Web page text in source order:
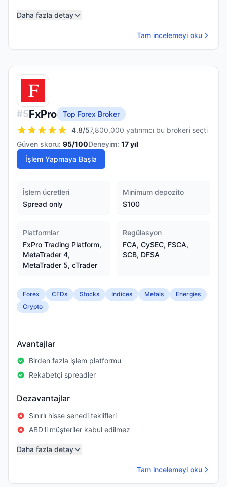
Daha fazla detay
Tam incelemeyi oku
#5FxPro
Top Forex Broker
4.8/57,800,000 yatırımcı bu brokeri seçti
Güven skoru: 95/100Deneyim: 17yıl
İşlem Yapmaya Başla
İşlem ücretleri
Spread only
Minimum depozito
$100
Platformlar
FxPro Trading Platform,
MetaTrader 4,
MetaTrader 5, cTrader
Regülasyon
FCA, CySEC, FSCA,
SCB, DFSA
Forex CFDs Stocks Indices Metals
Energies
Crypto
Avantajlar
Birden fazla işlem platformu
Rekabetçi spreadler
Dezavantajlar
Sınırlı hisse senedi teklifleri
ABD'li müşteriler kabul edilmez
Daha fazla detay
Tam incelemeyi oku